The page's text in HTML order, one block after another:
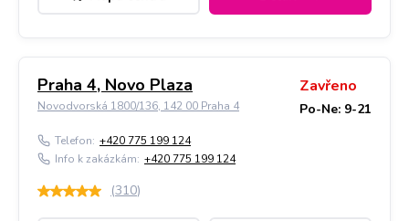
Praha 4, Novo Plaza
Novodvorská 1800/136, 142 00 Praha 4
Zavřeno
Po-Ne: 9-21
Telefon: +420 775 199 124
Info k zakázkám: +420 775 199 124
(310)